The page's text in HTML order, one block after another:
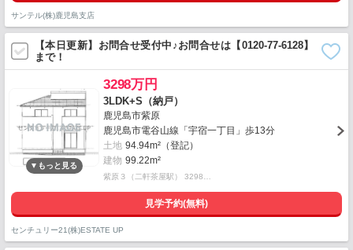
サンテル(株)鹿児島支店
【本日更新】お問合せ受付中♪お問合せは【0120-77-6128】
まで！
3298万円
3LDK+S（納戸）
鹿児島市紫原
鹿児島市電谷山線「宇宿一丁目」歩13分
土地 94.94m²（登記）
建物 99.22m²
紫原３（二軒茶屋駅） 3298…
見学予約(無料)
センチュリー21(株)ESTATE UP